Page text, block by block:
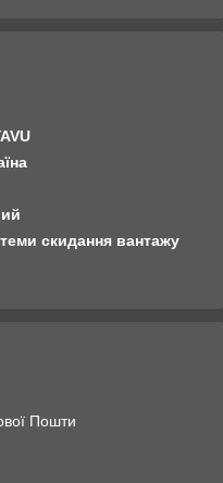
скидання вантажу
Пошти